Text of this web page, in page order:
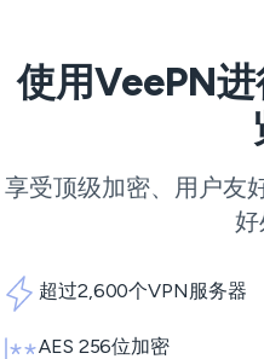
使用VeePN
享受顶级加密、用户友
好
超过2,600个VPN服务器
AES 256位加密